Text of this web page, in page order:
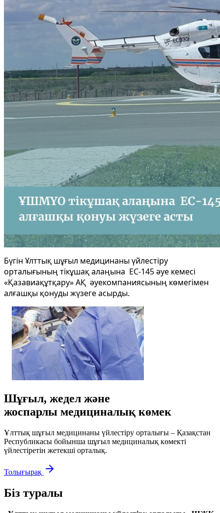
Бүгін Ұлттық шұғыл медицинаны үйлестіру
орталығының тікұшақ алаңына ЕС-145 әуе кемесі
«Қазавиақұтқару» АҚ әуекомпаниясының көмегімен
алғашқы қонуды жүзеге асырды.
Шұғыл, жедел және
жоспарлы медициналық көмек
Ұлттық шұғыл медицинаны үйлестіру орталығы – Қазақстан
Республикасы бойынша шұғыл медициналық көмекті
үйлестіретін жетекші орталық.
Толығырақ
Біз туралы